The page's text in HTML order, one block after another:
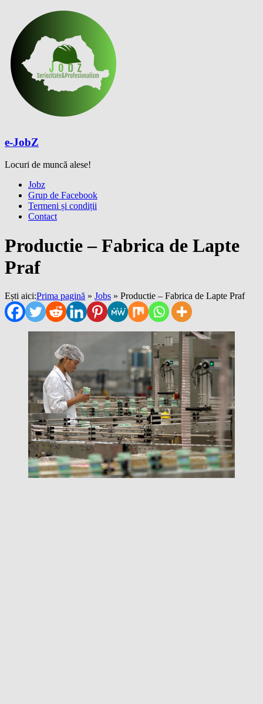
content
e-JobZ
Locuri de muncă alese!
Meniu Jobz
Grup de Facebook
Termeni și condiții
Contact
Productie – Fabrica de Lapte
Praf
Ești aici:Prima pagină » Jobs » Productie – Fabrica de Lapte Praf